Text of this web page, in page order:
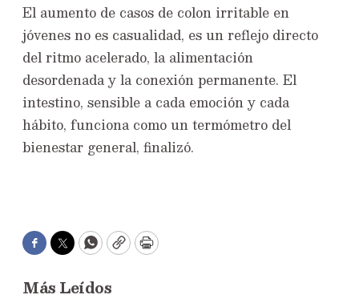
El aumento de casos de colon irritable en
jóvenes no es casualidad, es un reflejo directo
del ritmo acelerado, la alimentación
desordenada y la conexión permanente. El
intestino, sensible a cada emoción y cada
hábito, funciona como un termómetro del
bienestar general, finalizó.
Facebook
TwitterWhatsApp
CopyPrint
Más Leídos